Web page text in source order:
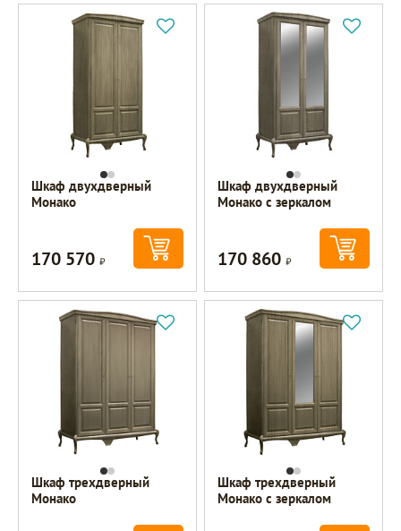
Шкаф двухдверный
Монако
170 570Р
Шкаф двухдверный
Монако с зеркалом
170 860Р
Шкаф трехдверный
Монако
Шкаф трехдверный
Монако с зеркалом